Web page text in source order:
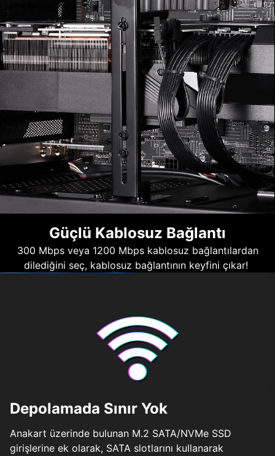
Güçlü Kablosuz Bağlantı
300 Mbps veya 1200 Mbps kablosuz bağlantılardan
dilediğini seç, kablosuz bağlantının keyfini çıkar!
Depolamada Sınır Yok
Anakart üzerinde bulunan M.2 SATA/NVMe SSD
girişlerine ek olarak, SATA slotlarını kullanarak